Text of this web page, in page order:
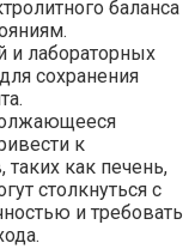
баланса
и лабораторных
сохранения
к
как печень,
столкнуться с
и требовать